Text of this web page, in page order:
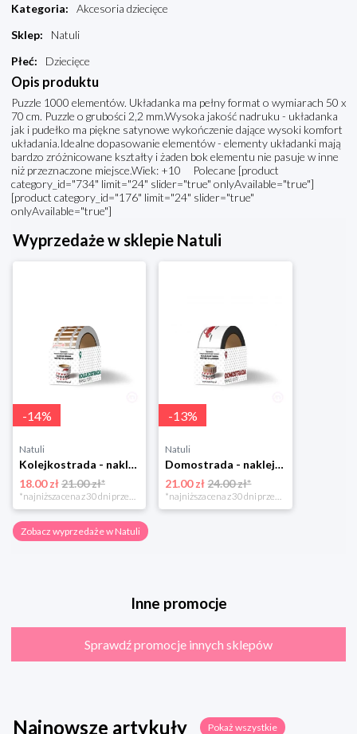
Kategoria:
Akcesoria dziecięce
Sklep:
Natuli
Płeć: Dziecięce
Opis produktu
Puzzle 1000 elementów. Układanka ma pełny format o wymiarach 50 x
70 cm. Puzzle o grubości 2,2 mm.Wysoka jakość nadruku - układanka
jak i pudełko ma piękne satynowe wykończenie dające wysoki komfort
układania.Idealne dopasowanie elementów - elementy układanki mają
bardzo zróżnicowane kształty i żaden bok elementu nie pasuje w inne
niż przeznaczone miejsce.Wiek: +10 Polecane [product
category_id="734" limit="24" slider="true" onlyAvailable="true"]
[product category_id="176" limit="24" slider="true"
onlyAvailable="true"]
Wyprzedaże w sklepie Natuli
-14%
Natuli
Kolejkostrada - naklejaj tory Zuzutoys
18.00 zł21.00 zł*
*najniższa cena z 30 dni przed obniżką
-13%
Natuli
Domostrada - naklejaj ulice Zuzutoys
21.00 zł 24.00 zł*
*najniższa cena z 30 dni przed obniżką
Zobacz wyprzedaże w Natuli
Inne promocje
Sprawdź promocje innych sklepów
Najnowsze artykuły Pokaż wszystkie